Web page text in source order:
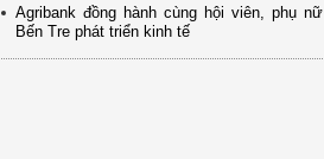
Agribank đồng hành cùng hội viên, phụ nữ
Bến Tre phát triển kinh tế